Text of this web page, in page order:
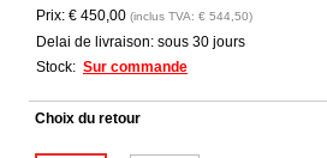
Prix: € 450,00 (inclus TVA: € 544,50)
Delai de livraison: sous 30 jours
Stock: Sur commande
Choix du retour